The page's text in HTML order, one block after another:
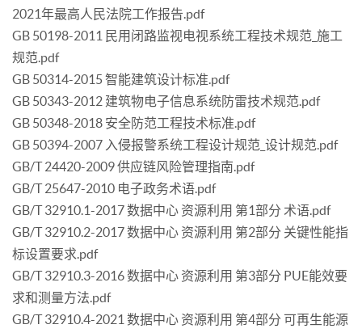
2021年最高人民法院工作报告.pdf
GB 50198-2011 民用闭路监视电视系统工程技术规范_施工
规范.pdf
GB 50314-2015 智能建筑设计标准.pdf
GB 50343-2012 建筑物电子信息系统防雷技术规范.pdf
GB 50348-2018 安全防范工程技术标准.pdf
GB 50394-2007 入侵报警系统工程设计规范_设计规范.pdf
GB/T 24420-2009 供应链风险管理指南.pdf
GB/T 25647-2010 电子政务术语.pdf
GB/T 32910.1-2017 数据中心 资源利用 第1部分 术语.pdf
GB/T 32910.2-2017 数据中心 资源利用 第2部分 关键性能指
标设置要求.pdf
GB/T 32910.3-2016 数据中心 资源利用 第3部分 PUE能效要
求和测量方法.pdf
GB/T 32910.4-2021 数据中心 资源利用 第4部分 可再生能源